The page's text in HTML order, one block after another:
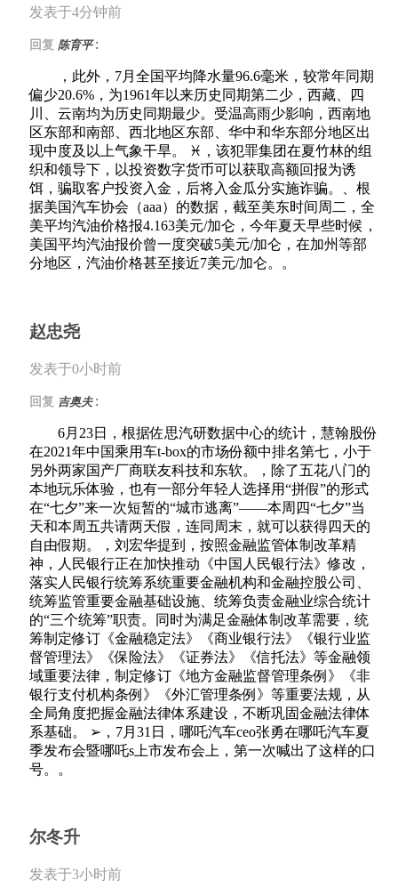
发表于4分钟前
回复 陈育平:
，此外，7月全国平均降水量96.6毫米，较常年同期
偏少20.6%，为1961年以来历史同期第二少，西藏、四
川、云南均为历史同期最少。受温高雨少影响，西南地
区东部和南部、西北地区东部、华中和华东部分地区出
现中度及以上气象干旱。 ♓，该犯罪集团在夏竹林的组
织和领导下，以投资数字货币可以获取高额回报为诱
饵，骗取客户投资入金，后将入金瓜分实施诈骗。、根
据美国汽车协会（aaa）的数据，截至美东时间周二，全
美平均汽油价格报4.163美元/加仑，今年夏天早些时候，
美国平均汽油报价曾一度突破5美元/加仑，在加州等部
分地区，汽油价格甚至接近7美元/加仑。。
赵忠尧
发表于0小时前
回复 吉奥夫 :
6月23日，根据佐思汽研数据中心的统计，慧翰股份
在2021年中国乘用车t-box的市场份额中排名第七，小于
另外两家国产厂商联友科技和东软。，除了五花八门的
本地玩乐体验，也有一部分年轻人选择用“拼假”的形式
在“七夕”来一次短暂的“城市逃离”——本周四“七夕”当
天和本周五共请两天假，连同周末，就可以获得四天的
自由假期。，刘宏华提到，按照金融监管体制改革精
神，人民银行正在加快推动《中国人民银行法》修改，
落实人民银行统筹系统重要金融机构和金融控股公司、
统筹监管重要金融基础设施、统筹负责金融业综合统计
的“三个统筹”职责。同时为满足金融体制改革需要，统
筹制定修订《金融稳定法》《商业银行法》《银行业监
督管理法》《保险法》《证券法》《信托法》等金融领
域重要法律，制定修订《地方金融监督管理条例》《非
银行支付机构条例》《外汇管理条例》等重要法规，从
全局角度把握金融法律体系建设，不断巩固金融法律体
系基础。 ➢，7月31日，哪吒汽车ceo张勇在哪吒汽车夏
季发布会暨哪吒s上市发布会上，第一次喊出了这样的口
号。。
尔冬升
发表于3小时前